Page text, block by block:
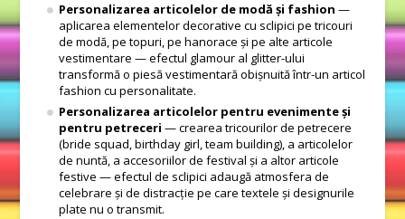
Personalizarea articolelor de modă și fashion —
aplicarea elementelor decorative cu sclipici pe tricouri
de modă, pe topuri, pe hanorace și pe alte articole
vestimentare — efectul glamour al glitter-ului
transformă o piesă vestimentară obișnuită într-un articol
fashion cu personalitate.
Personalizarea articolelor pentru evenimente și
pentru petreceri — crearea tricourilor de petrecere
(bride squad, birthday girl, team building), a articolelor
de nuntă, a accesoriilor de festival și a altor articole
festive — efectul de sclipici adaugă atmosfera de
celebrare și de distracție pe care textele și designurile
plate nu o transmit.